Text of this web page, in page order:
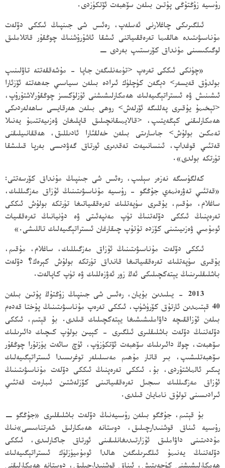
رۇسىيە زۇڭتۇڭى پۇتىن بىلەن سۆھبەت ئۆتكۈزدى.
ئىلگىرىكى چاغلارنى ئەسلەپ، رەئىس شى جىنپىڭ ئىككى دۆلەت
مۇناسىۋىتىدە ھالقىما تەرەققىياتنى ئىشقا ئاشۇرۇشنىڭ چوڭقۇر قاتلاملىق
لوگىكىسىنى مۇنداق كۆرسىتىپ بەردى −
«چۈنكى ئىككى تەرەپ <تۈمەنلىگەن جاپا - مۇشەققەتتە تاۋلىنىپ
بولدۇق قەيسەر> دېگەن كۈچلۈك ئىرادە بىلەن سىياسىي جەھەتتە ئۆزئارا
ئىشىنىش ۋە ئىستراتېگىيەلىك ھەمكارلىشىشنى ئۈزلۈكسىز چوڭقۇرلاشتۇرۇپ،
<تېخىمۇ يۇقىرى پەللىگە ئۆرلەش> روھى بىلەن ھەرقايسى ساھەلەردىكى
ھەمكارلىقنى كېڭەيتىپ، <قالايمىقانچىلىق قاپلىغان ۋەزىيەتتىمۇ يەنىلا
تەمكىن بولۇش> جاسارىتى بىلەن خەلقئارا ئادىللىق، ھەققانىيلىقنى
قەتئىي قوغداپ، ئىنسانىيەت تەقدىرى ئورتاق گەۋدىسى بەرپا قىلىشقا
تۈرتكە بولدى».
كەلگۈسىگە نەزەر سېلىپ، رەئىس شى جىنپىڭ مۇنداق كۆرسەتتى:
«قەتئىي تەۋرەنمەي جۇڭگو - رۇسىيە مۇناسىۋىتىنىڭ ئۇزاق مەزگىللىك،
ساغلام، مۇقىم، يۇقىرى سۈپەتلىك تەرەققىياتىغا تۈرتكە بولۇش ئىككى
تەرەپنىڭ ئىككى دۆلەتنىڭ تۈپ مەنپەئىتى ۋە دۇنيانىڭ تەرەققىيات
ئومۇمىي ۋەزىيىتىنى كۆزدە تۇتۇپ چىقارغان ئىستراتېگىيەلىك تاللىشى.»
ئىككى دۆلەت مۇناسىۋىتىنىڭ ئۇزاق مەزگىللىك، ساغلام، مۇقىم،
يۇقىرى سۈپەتلىك تەرەققىياتىغا قانداق تۈرتكە بولۇش كېرەك؟ دۆلەت
باشلىقلىرىنىڭ يېتەكچىلىكى ئەڭ زور ئەۋزەللىك ۋە تۈپ كاپالەت.
2013 - يىلىدىن بۇيان، رەئىس شى جىنپىڭ زۇڭتۇڭ پۇتىن بىلەن
40 قېتىمدىن ئارتۇق كۆرۈشۈپ، ئىككى تەرەپ مۇناسىۋىتىنىڭ پۇختا قەدەم
بىلەن ئۇزاققىچە داۋاملىشىشىغا يېتەكچىلىك قىلدى. بۇ قېتىم، ئىككى
دۆلەتنىڭ دۆلەت باشلىقلىرى ئىلگىرى - كېيىن بولۇپ كىچىك دائىرىلىك
سۆھبەت، چوڭ دائىرىلىك سۆھبەت ئۆتكۈزۈپ، ئۈچ سائەت يۈزتۇرا چوڭقۇر
سۆھبەتلىشىپ، بىر قاتار مۇھىم مەسىلىلەر توغرىسىدا ئىستراتېگىيەلىك
پىكىر ئالماشتۇردى، بۇ، ئىككى تەرەپنىڭ ئىككى دۆلەت مۇناسىۋىتىنىڭ
ئۇزاق مەزگىللىك سىجىل تەرەققىياتىنى كۆزلەشتىن ئىبارەت قەتئىي
ئىرادىسىنى تولۇق نامايان قىلدى.
بۇ قېتىم، جۇڭگو بىلەن رۇسىيەنىڭ دۆلەت باشلىقلىرى «جۇڭگو −
رۇسىيە ئىناق قوشنىدارچىلىق، دوستانە ھەمكارلىق شەرتنامىسى»نىڭ
مۇددىتىنى داۋاملىق ئۇزارتىدىغانلىقىنى ئورتاق جاكارلىدى، ئىككى
دۆلەتنىڭ يەنىمۇ ئىلگىرىلىگەن ھالدا ئومۇميۈزلۈك ئىستراتېگىيەلىك